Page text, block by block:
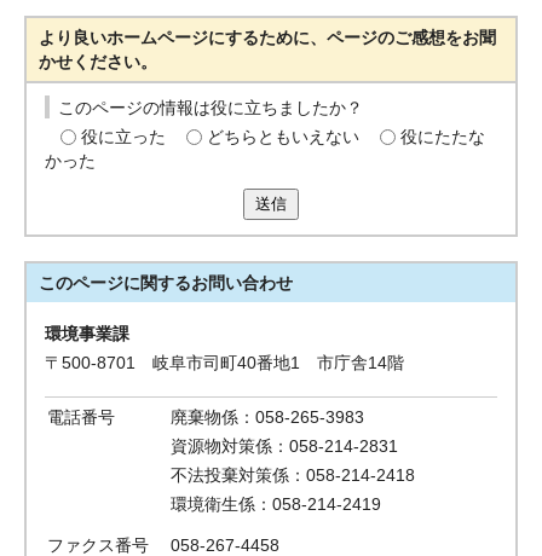
より良いホームページにするために、ページのご感想をお聞
かせください。
このページの情報は役に立ちましたか？
役に立った
どちらともいえない
役にたたな
かった
送信
このページに関するお問い合わせ
環境事業課
〒500-8701 岐阜市司町40番地1 市庁舎14階
電話番号
廃棄物係：058-265-3983
資源物対策係：058-214-2831
不法投棄対策係：058-214-2418
環境衛生係：058-214-2419
ファクス番号 058-267-4458